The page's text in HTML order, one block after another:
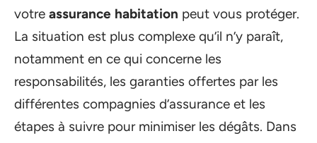
votre assurance habitation peut vous protéger.
La situation est plus complexe qu’il n’y paraît,
notamment en ce qui concerne les
responsabilités, les garanties offertes par les
différentes compagnies d’assurance et les
étapes à suivre pour minimiser les dégâts. Dans